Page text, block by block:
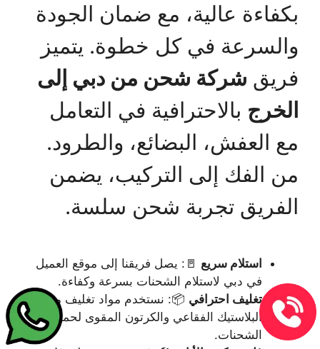
بكفاءة عالية، مع ضمان الجودة
والسرعة في كل خطوة. يتميز
فريق شركة شحن من دبي إلى
الخرج بالاحترافية في التعامل
مع العفش، البضائع، والطرود.
من الفك إلى التركيب، يضمن
الفريق تجربة شحن سلسة.
استلام سريع 🚪: يصل فريقنا إلى موقع العميل
في دبي لاستلام الشحنات بسرعة وكفاءة.
تغليف احترافي 📦: نستخدم مواد تغليف مثل
البلاستيك الفقاعي والكرتون المقوى لحماية
الشحنات.